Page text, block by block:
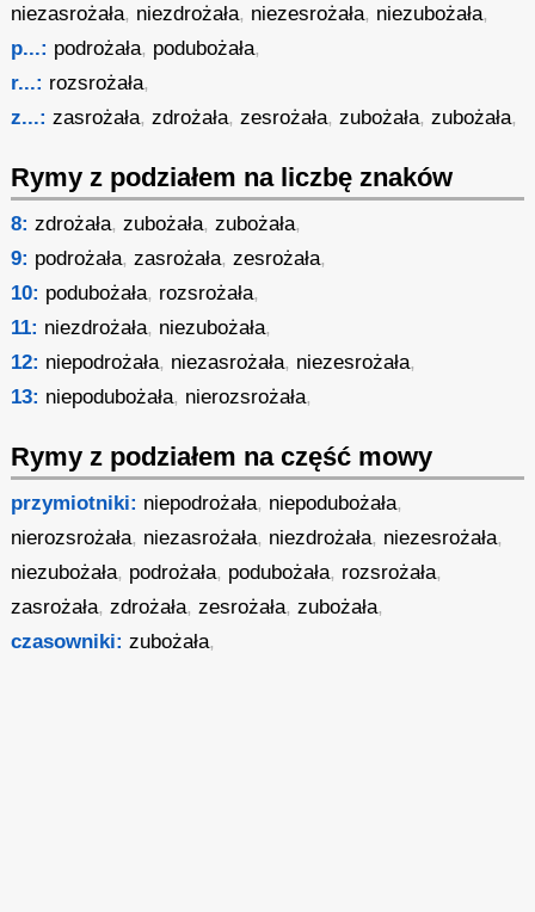
niezasrożała, niezdrożała, niezesrożała, niezubożała,
p...: podrożała, podubożała,
r...: rozsrożała,
z...: zasrożała,zdrożała,zesrożała,zubożała,zubożała,
Rymy z podziałem na liczbę znaków
8: zdrożała,zubożała,zubożała,
9: podrożała,zasrożała,zesrożała,
10: podubożała, rozsrożała,
11: niezdrożała, niezubożała,
12: niepodrożała, niezasrożała, niezesrożała,
13: niepodubożała, nierozsrożała,
Rymy z podziałem na część mowy
przymiotniki: niepodrożała, niepodubożała,
nierozsrożała, niezasrożała, niezdrożała, niezesrożała,
niezubożała, podrożała, podubożała, rozsrożała,
zasrożała,zdrożała,zesrożała,zubożała,
czasowniki: zubożała,